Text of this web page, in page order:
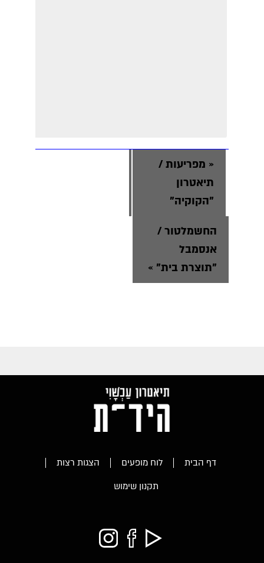
« מפריעות /
תיאטרון
"הקוקיה"
החשמלטור /
אנסמבל
"תוצרת בית" »
דף הבית לוח מופעים
הצגות רצות
תקנון שימוש